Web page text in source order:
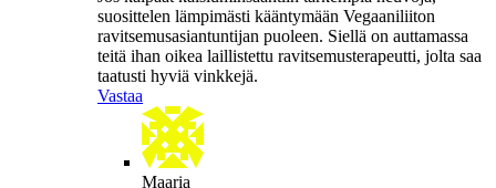
suosittelen lämpimästi kääntymään Vegaaniliiton
ravitsemusasiantuntijan puoleen. Siellä on auttamassa
teitä ihan oikea laillistettu ravitsemusterapeutti, jolta saa
taatusti hyviä vinkkejä.
Vastaa
Maaria